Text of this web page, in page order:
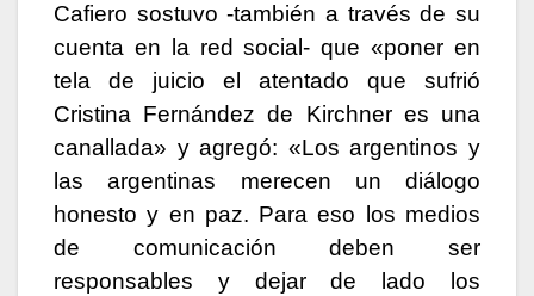
Cafiero sostuvo -también a través de su
cuenta en la red social- que «poner en
tela de juicio el atentado que sufrió
Cristina Fernández de Kirchner es una
canallada» y agregó: «Los argentinos y
las argentinas merecen un diálogo
honesto y en paz. Para eso los medios
de comunicación deben ser
responsables y dejar de lado los